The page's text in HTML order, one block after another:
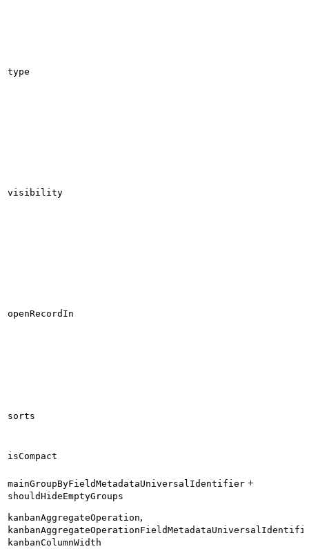
type
visibility
openRecordIn
sorts
isCompact
mainGroupByFieldMetadataUniversalIdentifier +
shouldHideEmptyGroups
kanbanAggregateOperation,
kanbanColumnWidth